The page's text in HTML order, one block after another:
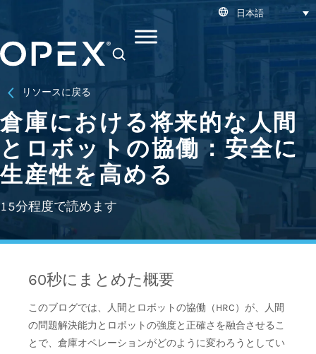
日本語
リソースに戻る
倉庫における将来的な人間
とロボットの協働：安全に
生産性を高める
15分程度で読めます
60秒にまとめた概要
このブログでは、人間とロボットの協働（HRC）が、人間
の問題解決能力とロボットの強度と正確さを融合させるこ
とで、倉庫オペレーションがどのように変わろうとしてい